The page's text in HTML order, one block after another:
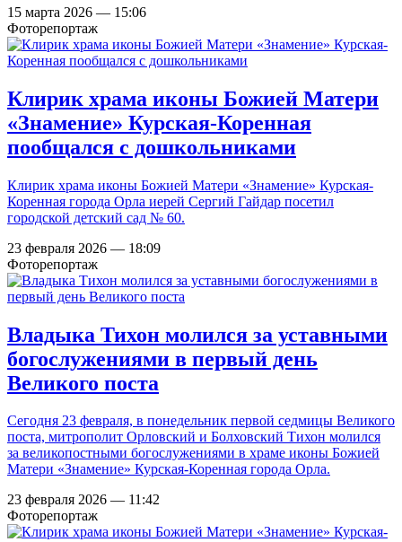
15 марта 2026 — 15:06
Фоторепортаж
Клирик храма иконы Божией Матери
«Знамение» Курская-Коренная
пообщался с дошкольниками
Клирик храма иконы Божией Матери «Знамение» Курская-
Коренная города Орла иерей Сергий Гайдар посетил
городской детский сад № 60.
23 февраля 2026 — 18:09
Фоторепортаж
Владыка Тихон молился за уставными
богослужениями в первый день
Великого поста
Сегодня 23 февраля, в понедельник первой седмицы Великого
поста, митрополит Орловский и Болховский Тихон молился
за великопостными богослужениями в храме иконы Божией
Матери «Знамение» Курская-Коренная города Орла.
23 февраля 2026 — 11:42
Фоторепортаж